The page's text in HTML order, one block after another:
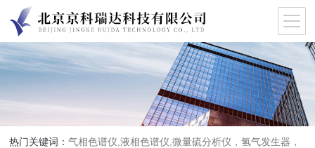
热门关键词：气相色谱仪,液相色谱仪,微量硫分析仪，氢气发生器，